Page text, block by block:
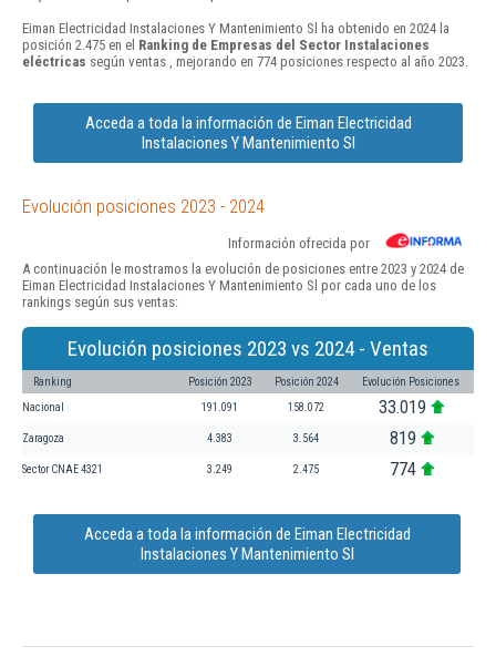
Eiman Electricidad Instalaciones Y Mantenimiento Sl ha obtenido en 2024 la
posición 2.475 en el Ranking de Empresas del Sector Instalaciones
eléctricas según ventas , mejorando en 774 posiciones respecto al año 2023.
Acceda a toda la información de Eiman Electricidad
Instalaciones Y Mantenimiento Sl
Evolución posiciones 2023 - 2024
Información ofrecida por
A continuación le mostramos la evolución de posiciones entre 2023 y 2024 de
Eiman Electricidad Instalaciones Y Mantenimiento Sl por cada uno de los
rankings según sus ventas:
Evolución posiciones 2023 vs 2024 - Ventas
Ranking Posición 2023 Posición 2024 Evolución Posiciones
Nacional 191.091 158.072 33.019
Zaragoza 4.383 3.564 819
Sector CNAE 4321 3.249 2.475 774
Acceda a toda la información de Eiman Electricidad
Instalaciones Y Mantenimiento Sl